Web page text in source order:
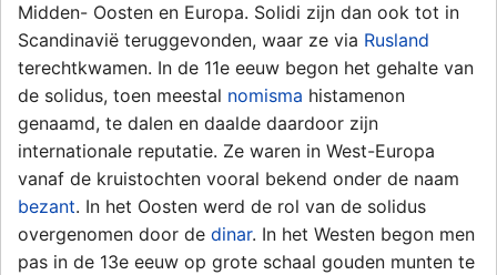
Midden- Oosten en Europa. Solidi zijn dan ook tot in
Scandinavië teruggevonden, waar ze via Rusland
terechtkwamen. In de 11e eeuw begon het gehalte van
de solidus, toen meestal nomisma histamenon
genaamd, te dalen en daalde daardoor zijn
internationale reputatie. Ze waren in West-Europa
vanaf de kruistochten vooral bekend onder de naam
bezant. In het Oosten werd de rol van de solidus
overgenomen door de dinar. In het Westen begon men
pas in de 13e eeuw op grote schaal gouden munten te